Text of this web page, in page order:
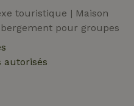
touristique | Maison
pour groupes
autorisés